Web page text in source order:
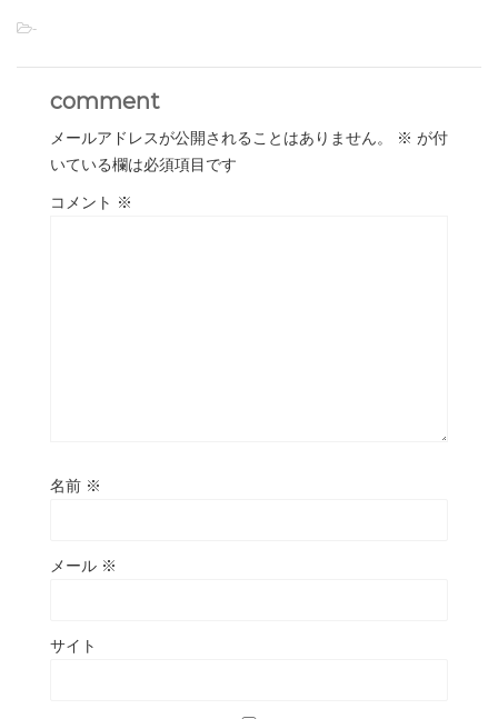
-
comment
メールアドレスが公開されることはありません。 ※ が付
いている欄は必須項目です
コメント ※
名前 ※
メール ※
サイト